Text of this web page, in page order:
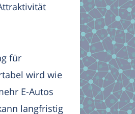
für
wird wie
E-Autos
langfristig